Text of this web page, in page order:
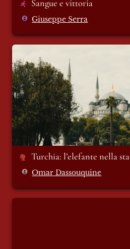
Sangue e vittoria
Giuseppe Serra
Turchia: l’elefante nella
Turchia: l’elefante nella
Omar Dassouquine
Un frammento di